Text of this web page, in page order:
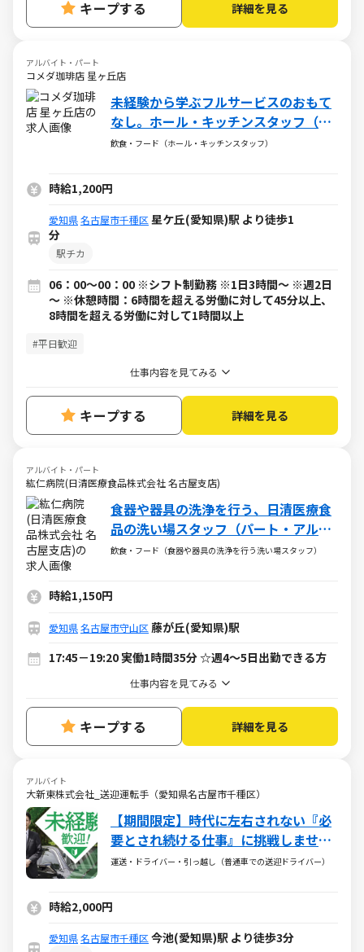
キープする 詳細を見る
アルバイト・パート
コメダ珈琲店 星ヶ丘店
未経験から学ぶフルサービスのおもて
なし。ホール・キッチンスタッフ（ア
ルバイト・パート）求人
飲食・フード（ホール・キッチンスタッフ）
時給1,200円
愛知県名古屋市千種区 星ケ丘(愛知県)駅 より徒歩1
分
駅チカ
06：00～00：00 ※シフト制勤務 ※1日3時間～ ※週2日
～ ※休憩時間：6時間を超える労働に対して45分以上、
8時間を超える労働に対して1時間以上
#平日歓迎
仕事内容を見てみる
キープする 詳細を見る
アルバイト・パート
紘仁病院(日清医療食品株式会社 名古屋支店)
食器や器具の洗浄を行う、日清医療食
品の洗い場スタッフ（パート・アルバ
イト）求人
飲食・フード（食器や器具の洗浄を行う洗い場スタッフ）
時給1,150円
愛知県名古屋市守山区 藤が丘(愛知県)駅
17:45－19:20 実働1時間35分 ☆週4～5日出勤できる方
仕事内容を見てみる
キープする 詳細を見る
アルバイト
大新東株式会社_送迎運転手（愛知県名古屋市千種区）
【期間限定】時代に左右されない『必
要とされ続ける仕事』に挑戦しません
か？
運送・ドライバー・引っ越し（普通車での送迎ドライバー）
時給2,000円
愛知県名古屋市千種区 今池(愛知県)駅 より徒歩3分